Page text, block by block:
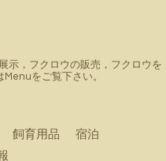
示，フクロウの販売，フクロウを
をご覧下さい。
飼育用品
宿泊